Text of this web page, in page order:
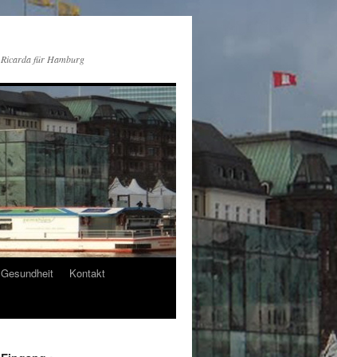
Ricarda für Hamburg
Gesundheit
Kontakt